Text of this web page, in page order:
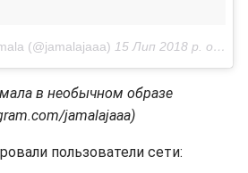
(@jamalajaaa) 15 Лип 2018 р. о 4:31 PDT
в необычном образе
jamalajaaa)
пользователи сети: